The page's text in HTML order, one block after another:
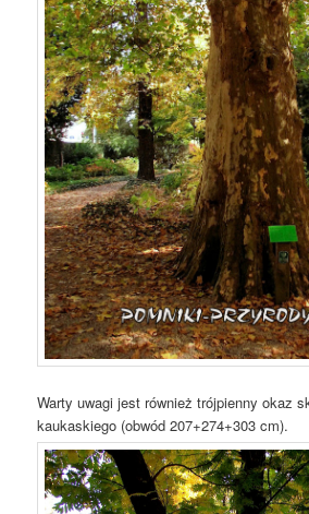
Warty uwagi jest również trójpienny okaz
kaukaskiego (obwód 207+274+303 cm).